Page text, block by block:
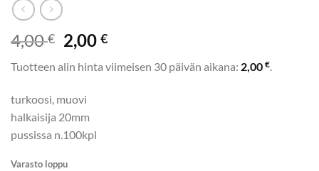
4,00€ Alkuperäinen
hinta
oli:
4,00 €.
2,00€Nykyinen
on:
Tuotteen alin hinta viimeisen 30 päivän aikana: 2,00 €.
turkoosi, muovi
halkaisija 20mm
pussissa n.100kpl
Varasto loppu